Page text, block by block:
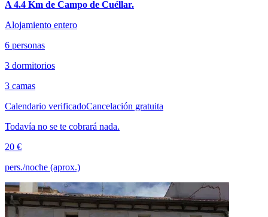
A 4.4 Km de Campo de Cuéllar.
Alojamiento entero
6 personas
3 dormitorios
3 camas
Calendario verificadoCancelación gratuita
Todavía no se te cobrará nada.
20 €
pers./noche (aprox.)